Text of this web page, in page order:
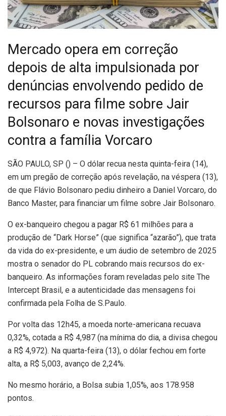
Mercado opera em correção
depois de alta impulsionada por
denúncias envolvendo pedido de
recursos para filme sobre Jair
Bolsonaro e novas investigações
contra a família Vorcaro
SÃO PAULO, SP () – O dólar recua nesta quinta-feira (14),
em um pregão de correção após revelação, na véspera (13),
de que Flávio Bolsonaro pediu dinheiro a Daniel Vorcaro, do
Banco Master, para financiar um filme sobre Jair Bolsonaro.
O ex-banqueiro chegou a pagar R$ 61 milhões para a
produção de “Dark Horse” (que significa “azarão”), que trata
da vida do ex-presidente, e um áudio de setembro de 2025
mostra o senador do PL cobrando mais recursos do ex-
banqueiro. As informações foram reveladas pelo site The
Intercept Brasil, e a autenticidade das mensagens foi
confirmada pela Folha de S.Paulo.
Por volta das 12h45, a moeda norte-americana recuava
0,32%, cotada a R$ 4,987 (na mínima do dia, a divisa chegou
a R$ 4,972). Na quarta-feira (13), o dólar fechou em forte
alta, a R$ 5,003, avanço de 2,24%.
No mesmo horário, a Bolsa subia 1,05%, aos 178.958
pontos.